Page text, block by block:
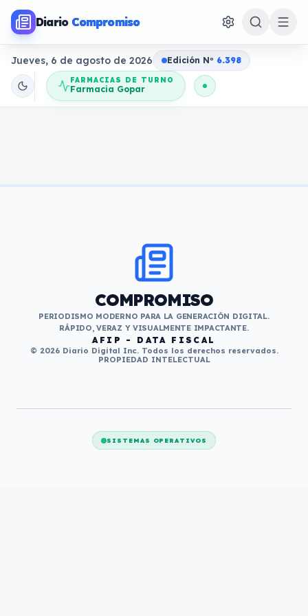
Diario Compromiso
Jueves, 6 de agosto de 2026 Edición No 6.398
FARMACIAS DE TURNO
Farmacia Gopar
COMPROMISO
PERIODISMO MODERNO PARA LA GENERACIÓN DIGITAL.
RÁPIDO, VERAZ Y VISUALMENTE IMPACTANTE.
AFIP - DATA FISCAL
© 2026 Diario Digital Inc. Todos los derechos reservados.
PROPIEDAD INTELECTUAL
SISTEMAS OPERATIVOS